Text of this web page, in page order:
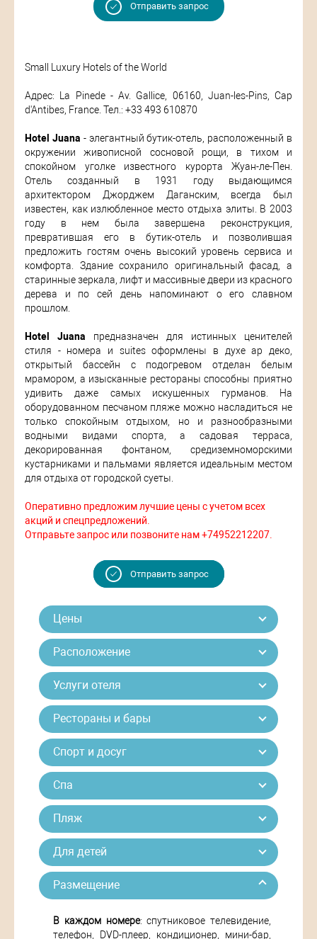
Отправить запрос
Small Luxury Hotels of the World
Адрес: La Pinede - Av. Gallice, 06160, Juan-les-Pins, Cap
d'Antibes, France. Тел.: +33 493 610870
Hotel Juana - элегантный бутик-отель, расположенный в
окружении живописной сосновой рощи, в тихом и
спокойном уголке известного курорта Жуан-ле-Пен.
Отель созданный в 1931 году выдающимся
архитектором Джорджем Даганским, всегда был
известен, как излюбленное место отдыха элиты. В 2003
году в нем была завершена реконструкция,
превратившая его в бутик-отель и позволившая
предложить гостям очень высокий уровень сервиса и
комфорта. Здание сохранило оригинальный фасад, а
старинные зеркала, лифт и массивные двери из красного
дерева и по сей день напоминают о его славном
прошлом.
Hotel Juana предназначен для истинных ценителей
стиля - номера и suites оформлены в духе ар деко,
открытый бассейн с подогревом отделан белым
мрамором, а изысканные рестораны способны приятно
удивить даже самых искушенных гурманов. На
оборудованном песчаном пляже можно насладиться не
только спокойным отдыхом, но и разнообразными
водными видами спорта, а садовая терраса,
декорированная фонтаном, средиземноморскими
кустарниками и пальмами является идеальным местом
для отдыха от городской суеты.
Оперативно предложим лучшие цены с учетом всех
акций и спецпредложений.
Отправьте запрос или позвоните нам +74952212207.
Отправить запрос
Цены
Расположение
Услуги отеля
Рестораны и бары
Спорт и досуг
Спа
Пляж
Для детей
Размещение
В каждом номере: спутниковое телевидение,
телефон, DVD-плеер, кондиционер, мини-бар,